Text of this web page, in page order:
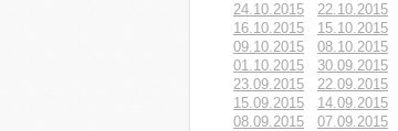
24.10.2015
22.10.2015
16.10.2015
15.10.2015
09.10.2015
08.10.2015
01.10.2015
30.09.2015
23.09.2015
22.09.2015
15.09.2015
14.09.2015
08.09.2015
07.09.2015